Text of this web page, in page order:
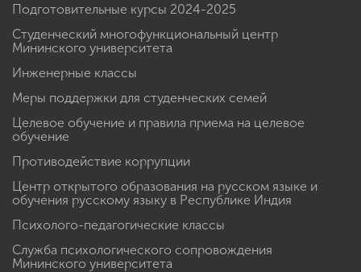
Подготовительные курсы 2024-2025
Студенческий многофункциональный центр
Мининского университета
Инженерные классы
Меры поддержки для студенческих семей
Целевое обучение и правила приема на целевое
обучение
Противодействие коррупции
Центр открытого образования на русском языке и
обучения русскому языку в Республике Индия
Психолого-педагогические классы
Служба психологического сопровождения
Мининского университета